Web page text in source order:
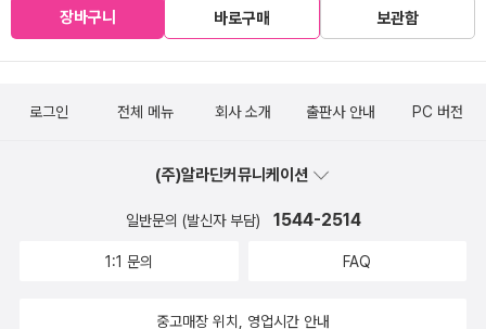
장바구니 바로구매 보관함
로그인 전체 메뉴 회사 소개 출판사 안내 PC 버전
(주)알라딘커뮤니케이션
일반문의 (발신자 부담) 1544-2514
1:1 문의 FAQ
중고매장 위치, 영업시간 안내